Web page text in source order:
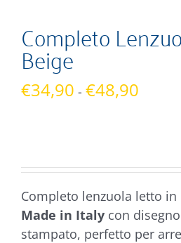
Completo
Beige
€34,90 - €48,90
€48,90
Completo lenzuola letto in
Made in Italy con
stampato, perfetto per